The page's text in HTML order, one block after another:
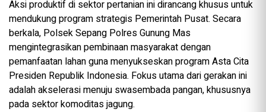
Aksi produktif di sektor pertanian ini dirancang khusus untuk
mendukung program strategis Pemerintah Pusat. Secara
berkala, Polsek Sepang Polres Gunung Mas
mengintegrasikan pembinaan masyarakat dengan
pemanfaatan lahan guna menyukseskan program Asta Cita
Presiden Republik Indonesia. Fokus utama dari gerakan ini
adalah akselerasi menuju swasembada pangan, khususnya
pada sektor komoditas jagung.